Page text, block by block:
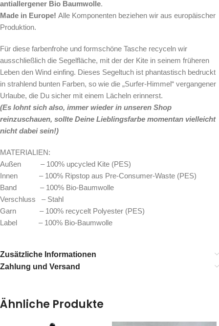
antiallergener Bio Baumwolle.
Made in Europe! Alle Komponenten beziehen wir aus europäischer
Produktion.
Für diese farbenfrohe und formschöne Tasche recyceln wir
ausschließlich die Segelfläche, mit der der Kite in seinem früheren
Leben den Wind einfing. Dieses Segeltuch ist phantastisch bedruckt
in strahlend bunten Farben, so wie die „Surfer-Himmel“ vergangener
Urlaube, die Du sicher mit einem Lächeln erinnerst.
(Es lohnt sich also, immer wieder in unseren Shop
reinzuschauen, sollte Deine Lieblingsfarbe momentan vielleicht
nicht dabei sein!)
MATERIALIEN:
Außen – 100% upcycled Kite (PES)
Innen – 100% Ripstop aus Pre-Consumer-Waste (PES)
Band – 100% Bio-Baumwolle
Verschluss – Stahl
Garn – 100% recycelt Polyester (PES)
Label – 100% Bio-Baumwolle
Zusätzliche Informationen
Zahlung und Versand
Ähnliche Produkte